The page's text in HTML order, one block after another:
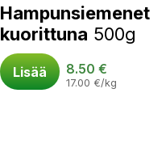
Hampunsiemenet
kuorittuna 500g
Lisää 8.50 €
17.00 €/kg